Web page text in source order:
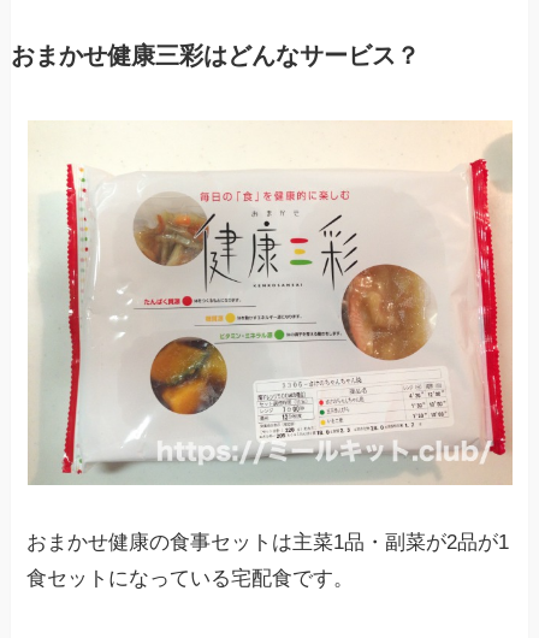
おまかせ健康三彩はどんなサービス？
おまかせ健康の食事セットは主菜1品・副菜が2品が1
食セットになっている宅配食です。